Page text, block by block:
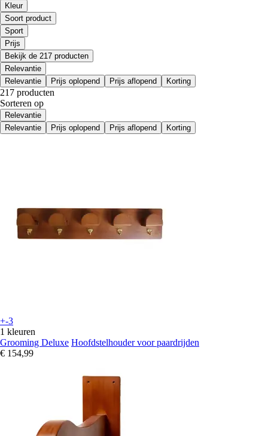
Kleur
Soort product
Sport
Prijs
Bekijk de 217 producten
Relevantie
Relevantie
Prijs oplopend Prijs aflopend Korting
217 producten
Sorteren op
Relevantie
Relevantie
Prijs oplopend Prijs aflopend Korting
+-3
1 kleuren
Grooming Deluxe Hoofdstelhouder voor paardrijden
€ 154,99